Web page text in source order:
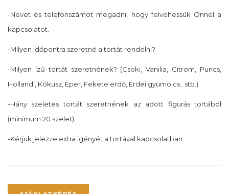
-Nevet és telefonszámot megadni, hogy felvehessük Önnel a
kapcsolatot.
-Milyen időpontra szeretné a tortát rendelni?
-Milyen ízű tortát szeretnének? (Csoki, Vanilia, Citrom, Puncs,
Hollandi, Kókusz, Eper, Fekete erdő, Erdei gyümölcs.. stb.)
-Hány szeletes tortát szeretnének az adott figurás tortából
(minimum 20 szelet)
-Kérjük jelezze extra igényét a tortával kapcsolatban.